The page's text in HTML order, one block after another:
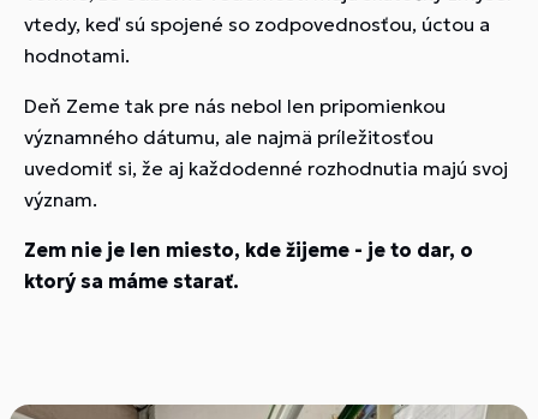
vtedy, keď sú spojené so zodpovednosťou, úctou a
hodnotami.
Deň Zeme tak pre nás nebol len pripomienkou
významného dátumu, ale najmä príležitosťou
uvedomiť si, že aj každodenné rozhodnutia majú svoj
význam.
Zem nie je len miesto, kde žijeme - je to dar, o
ktorý sa máme starať.